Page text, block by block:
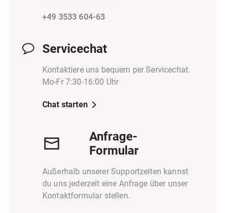
+49 3533 604-63
Servicechat
Kontaktiere uns bequem per Servicechat.
Mo-Fr 7:30-16:00 Uhr
Chat starten
Anfrage-
Formular
Außerhalb unserer Supportzeiten kannst
du uns jederzeit eine Anfrage über unser
Kontaktformular stellen.